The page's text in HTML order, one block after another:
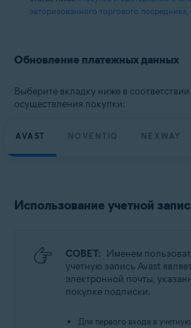
авторизованного торгового
Обновление платежных данных
Выберите вкладку ниже в
осуществления покупки:
AVAST NOVENTIQ NEXWAY
Использование учетной
СОВЕТ: Именем
учетную запись Avast
электронной почты,
покупке подписки.
Для первого входа в